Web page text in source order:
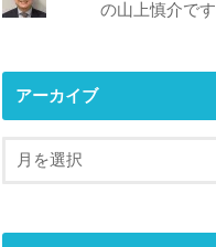
の山上慎介です
アーカイブ